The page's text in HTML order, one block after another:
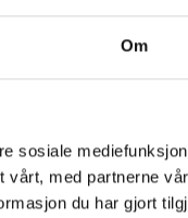
Om
sosiale
vårt, med partnerne
du har gjort